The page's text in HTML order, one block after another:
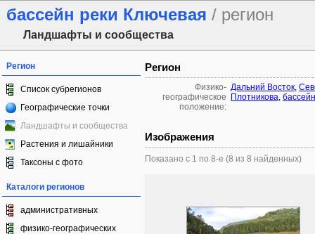
бассейн реки Ключевая / регион
Ландшафты и сообщества
Регион
Список субрегионов
Географические точки
Ландшафты и сообщества
Растения и лишайники
Таксоны с фото
Каталоги регионов
административных
физико-географических
Регион
Физико-
географическое
положение:
Дальний Восток,
Плотникова,
Изображения
Показано с 1 по 8-е (8 из 8 найденных)